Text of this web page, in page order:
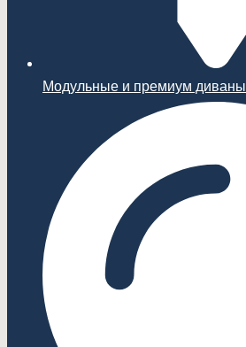
Модульные и премиум диваны